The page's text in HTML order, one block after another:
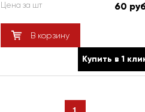
Цена за шт 60
В корзину
Купить в 1